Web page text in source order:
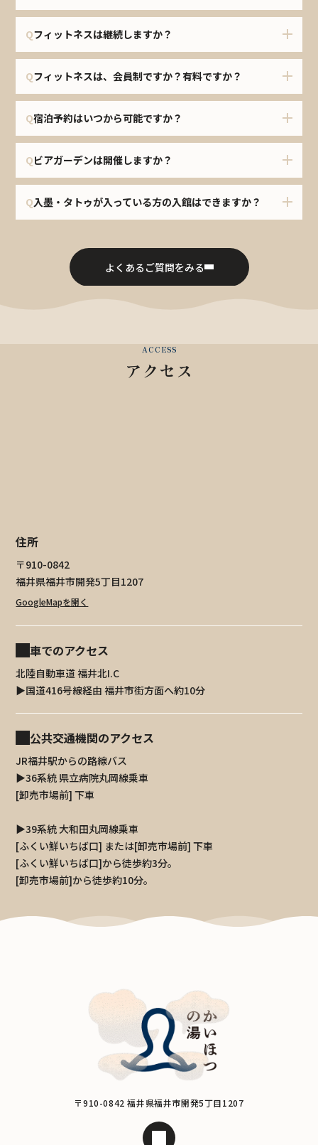
Qフィットネスは継続しますか？
Qフィットネスは、会員制ですか？有料ですか？
Q宿泊予約はいつから可能ですか？
Qビアガーデンは開催しますか？
Q入墨・タトゥが入っている方の入館はできますか？
よくあるご質問をみる
ACCESS
アクセス
住所
〒910-0842
福井県福井市開発5丁目1207
GoogleMapを開く
車でのアクセス
北陸自動車道 福井北I.C
▶︎国道416号線経由 福井市街方面へ約10分
公共交通機関のアクセス
JR福井駅からの路線バス
▶36系統 県立病院丸岡線乗車
[卸売市場前] 下車
▶39系統 大和田丸岡線乗車
[ふくい鮮いちば口] または[卸売市場前] 下車
[ふくい鮮いちば口]から徒歩約3分。
[卸売市場前]から徒歩約10分。
〒910-0842 福井県福井市開発5丁目1207